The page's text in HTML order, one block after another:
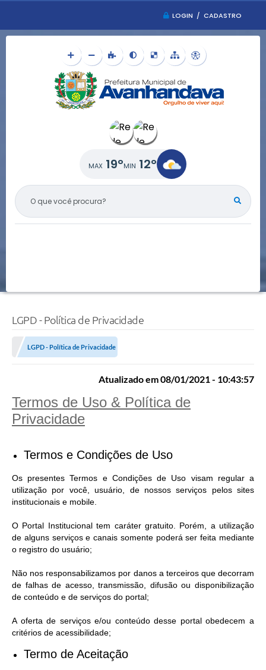
LOGIN / CADASTRO
O QUE VOCÊ PROCURA?
19° 12°
LGPD - Política de Privacidade
LGPD - Política de Privacidade
Atualizado em 08/01/2021 - 10:43:57
Termos de Uso & Política de
Privacidade
Termos e Condições de Uso
Os presentes Termos e Condições de Uso visam regular a
utilização por você, usuário, de nossos serviços pelos sites
institucionais e mobile.
O Portal Institucional tem caráter gratuito. Porém, a utilização
de alguns serviços e canais somente poderá ser feita mediante
o registro do usuário;
Não nos responsabilizamos por danos a terceiros que decorram
de falhas de acesso, transmissão, difusão ou disponibilização
de conteúdo e de serviços do portal;
A oferta de serviços e/ou conteúdo desse portal obedecem a
critérios de acessibilidade;
Termo de Aceitação